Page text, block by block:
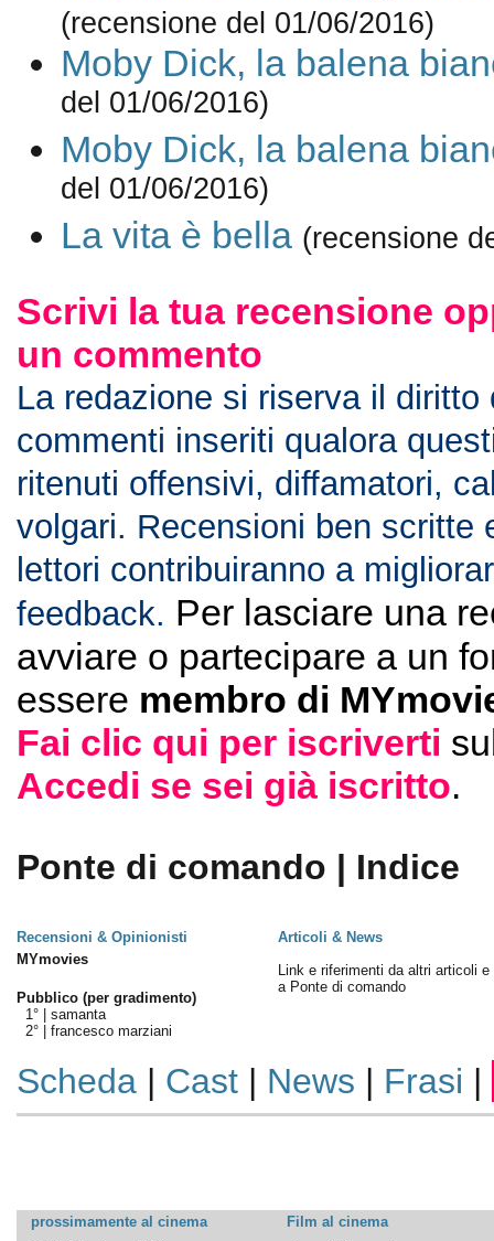
(recensione del 01/06/2016)
Moby Dick, la balena
del 01/06/2016)
Moby Dick, la balena
del 01/06/2016)
La vita è bella (recensione
Scrivi la tua recensione
un commento
La redazione si riserva il diritto
commenti inseriti qualora
ritenuti offensivi, diffamatori,
volgari. Recensioni ben scritte
lettori contribuiranno a
feedback. Per lasciare una
avviare o partecipare a un
essere membro di
Fai clic qui per iscriverti
Accedi se sei già iscritto.
Ponte di comando | Indice
Recensioni & Opinionisti
Articoli & News
MYmovies
Pubblico (per gradimento)
1° | samanta
2° | francesco marziani
Link e riferimenti da altri articoli e
a Ponte di comando
Scheda| Cast| News | Frasi |
prossimamente al cinema
Film al cinema